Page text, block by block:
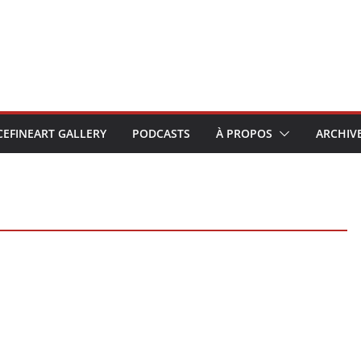
GALLERY PODCASTS À PROPOS